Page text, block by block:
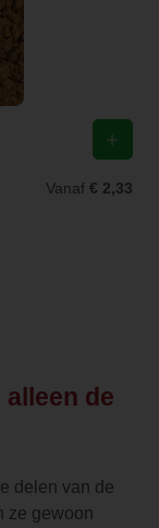
Vanaf € 2,33
de
delen van de
ze gewoon